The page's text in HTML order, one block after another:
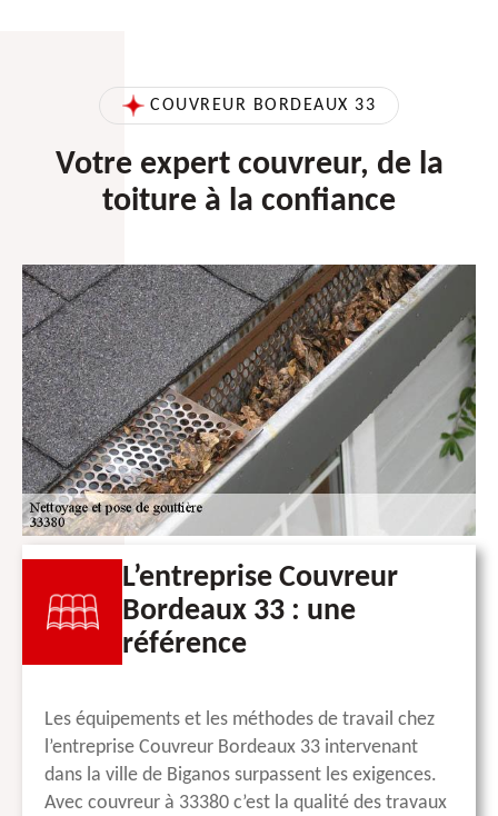
COUVREUR BORDEAUX 33
Votre expert couvreur, de la
toiture à la confiance
L’entreprise Couvreur
Bordeaux 33 : une
référence
Les équipements et les méthodes de travail chez
l’entreprise Couvreur Bordeaux 33 intervenant
dans la ville de Biganos surpassent les exigences.
Avec couvreur à 33380 c’est la qualité des travaux